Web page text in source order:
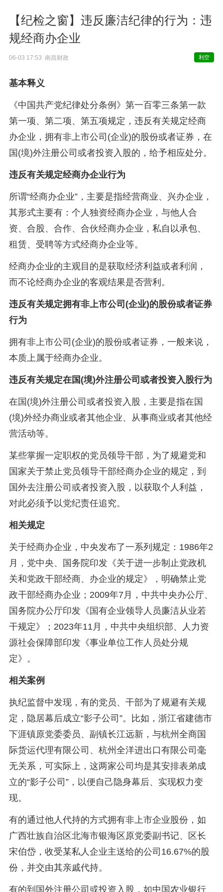
【纪检之窗】违反廉洁纪律的行为：违
规经商办企业
06-03 17:53 南昌财政 利空
基本释义
《中国共产党纪律处分条例》第一百零三条第一款
第一项、第二项、第五项规定，违反有关规定经商
办企业，拥有非上市公司(企业)的股份或者证券，在
国(境)外注册公司或者投资入股的，给予相应处分。
违反有关规定经商办企业行为
所谓“经商办企业”，主要是指经营商业、兴办企业，
其形式主要有：个人独资经商办企业，与他人合
资、合股、合作、合伙经商办企业，私自以承包、
租赁、受聘等方式经商办企业等。
经商办企业的主观目的是获取经济利益或者利润，
而不论经商办企业的客观结果是否营利。
违反有关规定拥有非上市公司(企业)的股份或者证券
行为
拥有非上市公司(企业)的股份或者证券，一般来说，
本质上属于经商办企业。
违反有关规定在国(境)外注册公司或者投资入股行为
在国(境)外注册公司或者投资入股，主要是指在国
(境)外经办商业或者其他企业、从事商业或者其他经
营活动等。
某些掌握一定职权的党员领导干部，为了规避党和
国家关于禁止党员领导干部经商办企业的规定，到
国外去注册公司或者投资入股，以获取个人利益，
对此必须予以党纪责任追究。
相关规定
关于经商办企业，中央发布了一系列规定：1986年2
月，党中央、国务院印发《关于进一步制止党政机
关和党政干部经商、办企业的规定》，明确禁止党
政干部经商办企业；2009年7月，中共中央办公厅、
国务院办公厅印发《国有企业领导人员廉洁从业若
干规定》；2023年11月，中共中央组织部、人力资
源社会保障部印发《事业单位工作人员处分规
定》。
相关案例
执纪监督中发现，有的党员、干部为了规避有关规
定，隐居幕后成立“影子公司”。比如，浙江省建德市
下涯镇原党委委员、副镇长江远新，与杭州全商国
际货运代理有限公司、杭州全洋进出口有限公司毫
无关系，可实际上，这两家公司均是其安排表弟成
立的“影子公司”，以便自己隐身幕后、实现权力变
现。
有的通过他人代持的方式拥有非上市企业股份，如
广西壮族自治区北海市银海区原党委副书记、区长
宋伯岱，收受某私人企业主送给的公司16.67%的股
份，并交由其亲戚代持。
有的到国外注册公司或投资入股，如中国农业银行